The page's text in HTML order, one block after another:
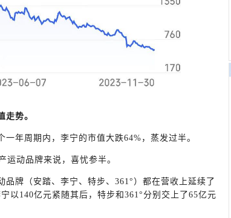
势。
年周期内，李宁的市值大跌64%，蒸发过半。
运动品牌来说，喜忧参半。
牌（安踏、李宁、特步、361°）都在营收上延续了
以140亿元紧随其后，特步和361°分别交上了65亿元